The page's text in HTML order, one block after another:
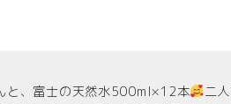
と、富士の天然水500ml×12本
二